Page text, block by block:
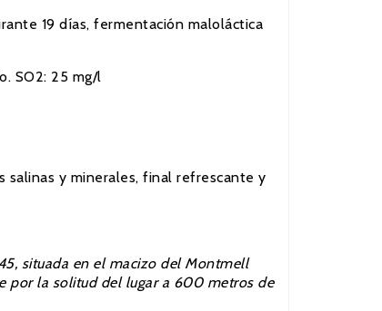
19 días, fermentación maloláctica
SO2: 25 mg/l
salinas y minerales, final refrescante y
situada en el macizo del Montmell
por la solitud del lugar a 600 metros de